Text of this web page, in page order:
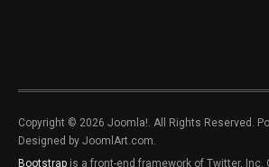
Copyright © 2026 Joomla!. All Rights Reserved.
Designed by JoomlArt.com.
Bootstrap is a front-end framework of Twitter, Inc.